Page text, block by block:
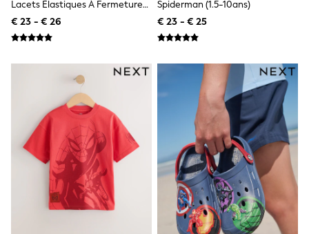
Raincoats
Waterproof
Teddy Borg
Puffers
Snowsuits
All Footwear
New In
Boots
Half Sizes
Slippers
Trainers
Wellies
Wide Fit
Lacets Élastiques À Fermeture
Tactile
€ 23 - € 26
Spiderman (1.5-10ans)
€ 23 - € 25